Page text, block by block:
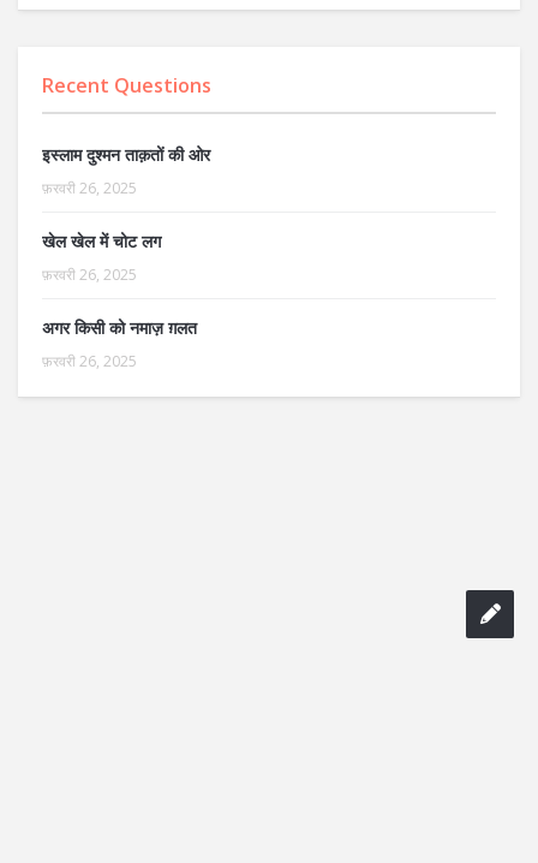
Recent Questions
इस्लाम दुश्मन ताक़तों की ओर
फ़रवरी 26, 2025
खेल खेल में चोट लग
फ़रवरी 26, 2025
अगर किसी को नमाज़ ग़लत
फ़रवरी 26, 2025